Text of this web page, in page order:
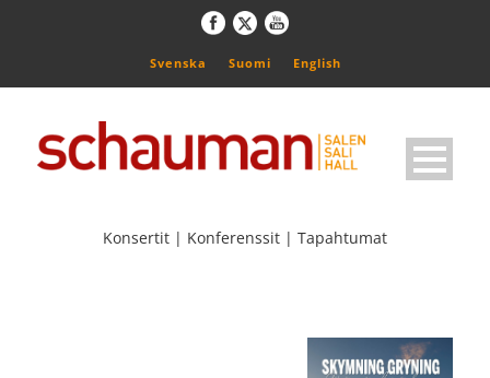
Svenska Suomi English
Konsertit | Konferenssit | Tapahtumat